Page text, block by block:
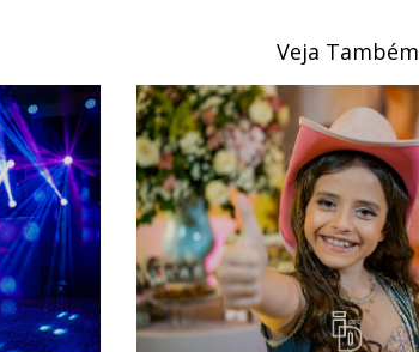
Veja Também